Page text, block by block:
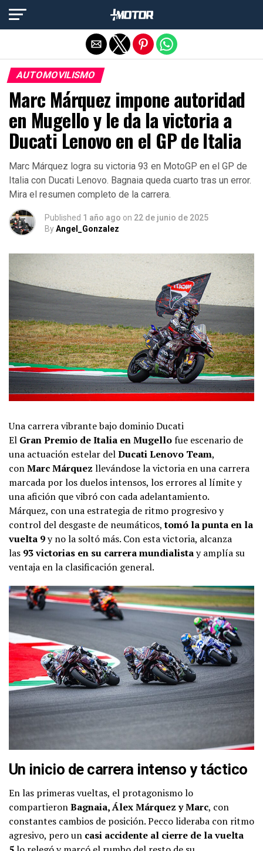
AUTOMOVILISMO
Marc Márquez impone autoridad
en Mugello y le da la victoria a
Ducati Lenovo en el GP de Italia
Marc Márquez logra su victoria 93 en MotoGP en el GP de
Italia con Ducati Lenovo. Bagnaia queda cuarto tras un error.
Mira el resumen completo de la carrera.
Published 1 año ago on 22 de junio de 2025
ByAngel_Gonzalez
Una carrera vibrante bajo dominio Ducati
El Gran Premio de Italia en Mugellofue escenario de
una actuación estelar delDucati Lenovo Team,
conMarc Márquez llevándose la victoria en una carrera
marcada por los duelos intensos, los errores al límite y
una afición que vibró con cada adelantamiento.
Márquez, con una estrategia de ritmo progresivo y
control del desgaste de neumáticos,tomó la punta en la
vuelta 9y no la soltó más. Con esta victoria, alcanza
las 93 victorias en su carrera mundialistay amplía su
ventaja en la clasificación general.
Un inicio de carrera intenso y táctico
En las primeras vueltas, el protagonismo lo
compartieronBagnaia, Álex Márquez y Marc, con
constantes cambios de posición. Pecco lideraba con ritmo
agresivo, pero un casi accidente al cierre de la vuelta
Salir de la versión móvil